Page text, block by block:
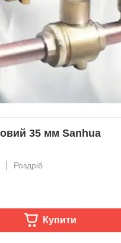
35 мм Sanhua
Роздріб
Купити